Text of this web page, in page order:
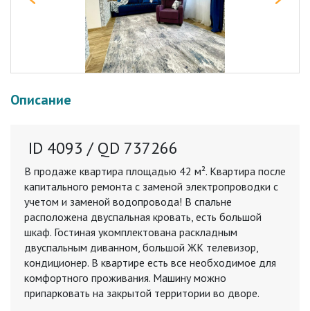
Описание
ID 4093 / QD 737266
В продаже квартира площадью 42 м². Квартира после
капитального ремонта с заменой электропроводки с
учетом и заменой водопровода! В спальне
расположена двуспальная кровать, есть большой
шкаф. Гостиная укомплектована раскладным
двуспальным диванном, большой ЖК телевизор,
кондиционер. В квартире есть все необходимое для
комфортного проживания. Машину можно
припарковать на закрытой территории во дворе.